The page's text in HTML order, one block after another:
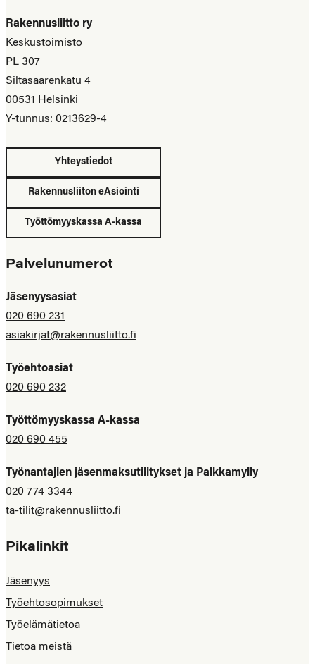
Rakennusliitto ry
Keskustoimisto
PL 307
Siltasaarenkatu 4
00531 Helsinki
Y-tunnus: 0213629-4
Yhteystiedot
Rakennusliiton eAsiointi
Työttömyyskassa A-kassa
Palvelunumerot
Jäsenyysasiat
020 690 231
asiakirjat@rakennusliitto.fi
Työehtoasiat
020 690 232
Työttömyyskassa A-kassa
020 690 455
Työnantajien jäsenmaksutilitykset ja Palkkamylly
020 774 3344
ta-tilit@rakennusliitto.fi
Pikalinkit
Jäsenyys
Työehtosopimukset
Työelämätietoa
Tietoa meistä